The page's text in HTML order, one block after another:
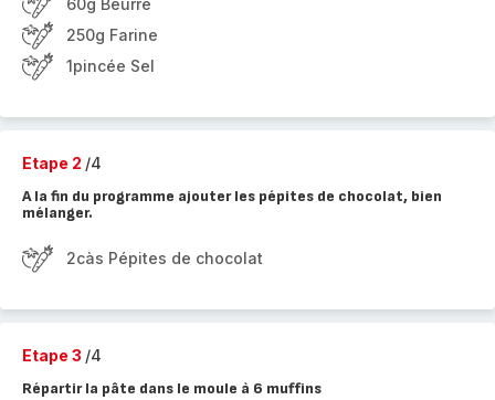
60g Beurre
250g Farine
1pincée Sel
Etape 2 /4
A la fin du programme ajouter les pépites de chocolat, bien
mélanger.
2càs Pépites de chocolat
Etape 3 /4
Répartir la pâte dans le moule à 6 muffins